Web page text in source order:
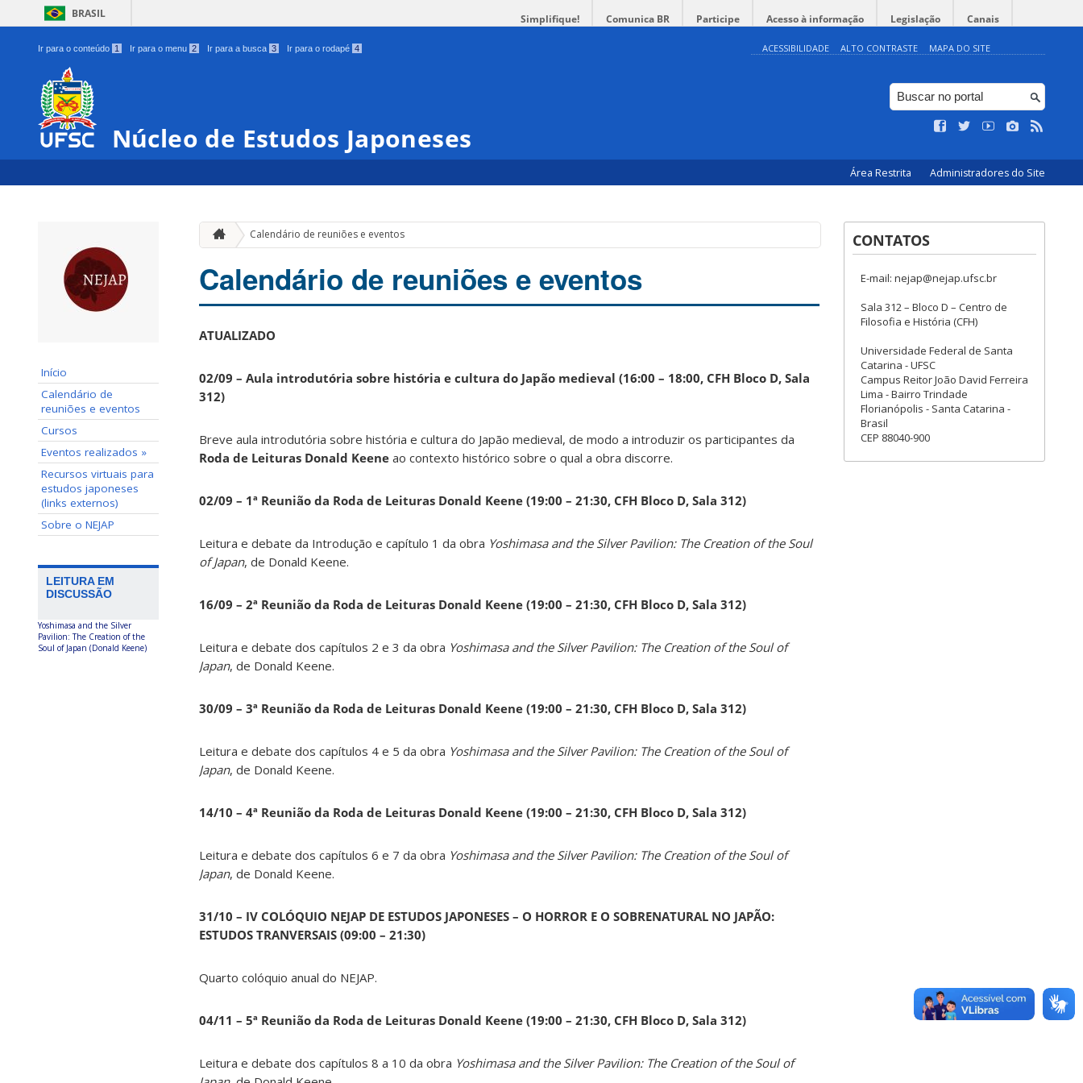
BRASIL Simplifique! Comunica BR Participe Acesso à informação Legislação Canais
Ir para o conteúdo 1 Ir para o menu 2 Ir para a busca 3 Ir para o rodapé 4 ACESSIBILIDADE ALTO CONTRASTE MAPA DO SITE
Núcleo de Estudos Japoneses
Área Restrita Administradores do Site
Início
Calendário de
reuniões e eventos
Cursos
Eventos realizados »
Recursos virtuais para
estudos japoneses
(links externos)
Sobre o NEJAP
LEITURA EM
DISCUSSÃO
Yoshimasa and the Silver
Pavilion: The Creation of the
Soul of Japan (Donald Keene)
Calendário de reuniões e eventos
Calendário de reuniões e eventos
ATUALIZADO
02/09 – Aula introdutória sobre história e cultura do Japão medieval (16:00 – 18:00, CFH Bloco D, Sala
312)
Breve aula introdutória sobre história e cultura do Japão medieval, de modo a introduzir os participantes da
Roda de Leituras Donald Keene ao contexto histórico sobre o qual a obra discorre.
02/09 – 1ª Reunião da Roda de Leituras Donald Keene (19:00 – 21:30, CFH Bloco D, Sala 312)
Leitura e debate da Introdução e capítulo 1 da obra Yoshimasa and the Silver Pavilion: The Creation of the Soul
of Japan, de Donald Keene.
16/09 – 2ª Reunião da Roda de Leituras Donald Keene (19:00 – 21:30, CFH Bloco D, Sala 312)
Leitura e debate dos capítulos 2 e 3 da obra Yoshimasa and the Silver Pavilion: The Creation of the Soul of
Japan, de Donald Keene.
30/09 – 3ª Reunião da Roda de Leituras Donald Keene (19:00 – 21:30, CFH Bloco D, Sala 312)
Leitura e debate dos capítulos 4 e 5 da obra Yoshimasa and the Silver Pavilion: The Creation of the Soul of
Japan, de Donald Keene.
14/10 – 4ª Reunião da Roda de Leituras Donald Keene (19:00 – 21:30, CFH Bloco D, Sala 312)
Leitura e debate dos capítulos 6 e 7 da obra Yoshimasa and the Silver Pavilion: The Creation of the Soul of
Japan, de Donald Keene.
31/10 – IV COLÓQUIO NEJAP DE ESTUDOS JAPONESES – O HORROR E O SOBRENATURAL NO JAPÃO:
ESTUDOS TRANVERSAIS (09:00 – 21:30)
Quarto colóquio anual do NEJAP.
04/11 – 5ª Reunião da Roda de Leituras Donald Keene (19:00 – 21:30, CFH Bloco D, Sala 312)
Leitura e debate dos capítulos 8 a 10 da obra Yoshimasa and the Silver Pavilion: The Creation of the Soul of
CONTATOS
E-mail: nejap@nejap.ufsc.br
Sala 312 – Bloco D – Centro de
Filosofia e História (CFH)
Universidade Federal de Santa
Catarina - UFSC
Campus Reitor João David Ferreira
Lima - Bairro Trindade
Florianópolis - Santa Catarina -
Brasil
CEP 88040-900